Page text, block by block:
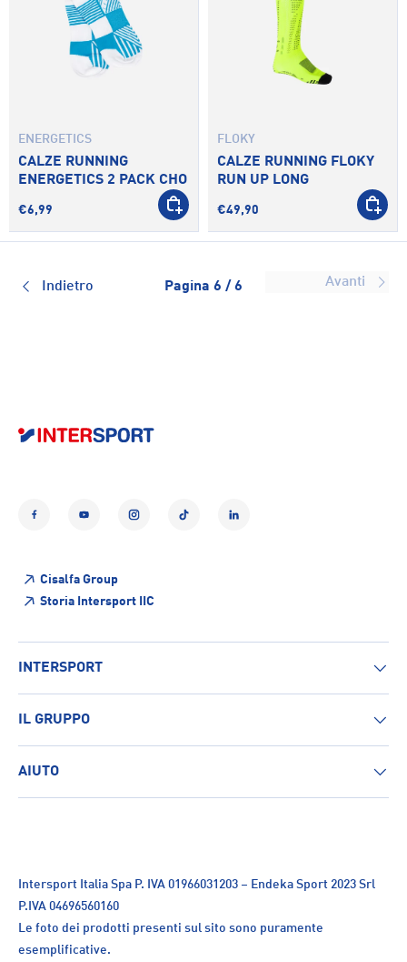
ENERGETICS
CALZE RUNNING
ENERGETICS 2 PACK CHO
€6,99
SCEGLI OPZIONI
FLOKY
CALZE RUNNING FLOKY
RUN UP LONG
€49,90
SCEGLI
Indietro Pagina 6 / 6 Avanti
YouTubeInstagramTikTok LinkedIn
Cisalfa Group
Storia Intersport IIC
INTERSPORT
IL GRUPPO
AIUTO
Intersport Italia Spa P. IVA 01966031203 – Endeka Sport 2023 Srl
P.IVA 04696560160
Le foto dei prodotti presenti sul sito sono puramente
esemplificative.